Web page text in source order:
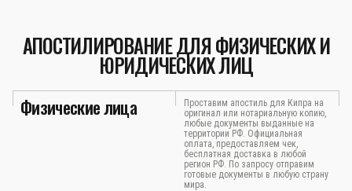
АПОСТИЛИРОВАНИЕ ДЛЯ ФИЗИЧЕСКИХ И
ЮРИДИЧЕСКИХ ЛИЦ
Физические лица
Проставим апостиль для Кипра на
оригинал или нотариальную копию,
любые документы выданные на
территории РФ. Официальная
оплата, предоставляем чек,
бесплатная доставка в любой
регион РФ. По запросу отправим
готовые документы в любую страну
мира.